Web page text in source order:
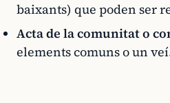
baixants) que poden ser
Acta de la comunitat o
elements comuns o un